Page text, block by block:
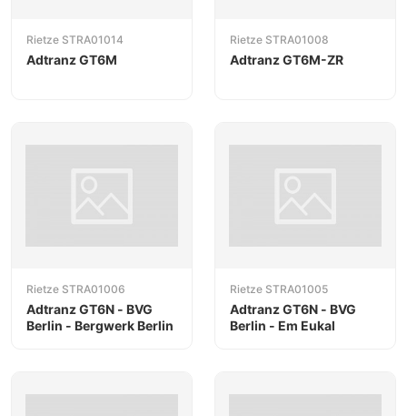
Rietze STRA01014
Adtranz GT6M
Rietze STRA01008
Adtranz GT6M-ZR
Rietze STRA01006
Adtranz GT6N - BVG
Berlin - Bergwerk Berlin
Rietze STRA01005
Adtranz GT6N - BVG
Berlin - Em Eukal